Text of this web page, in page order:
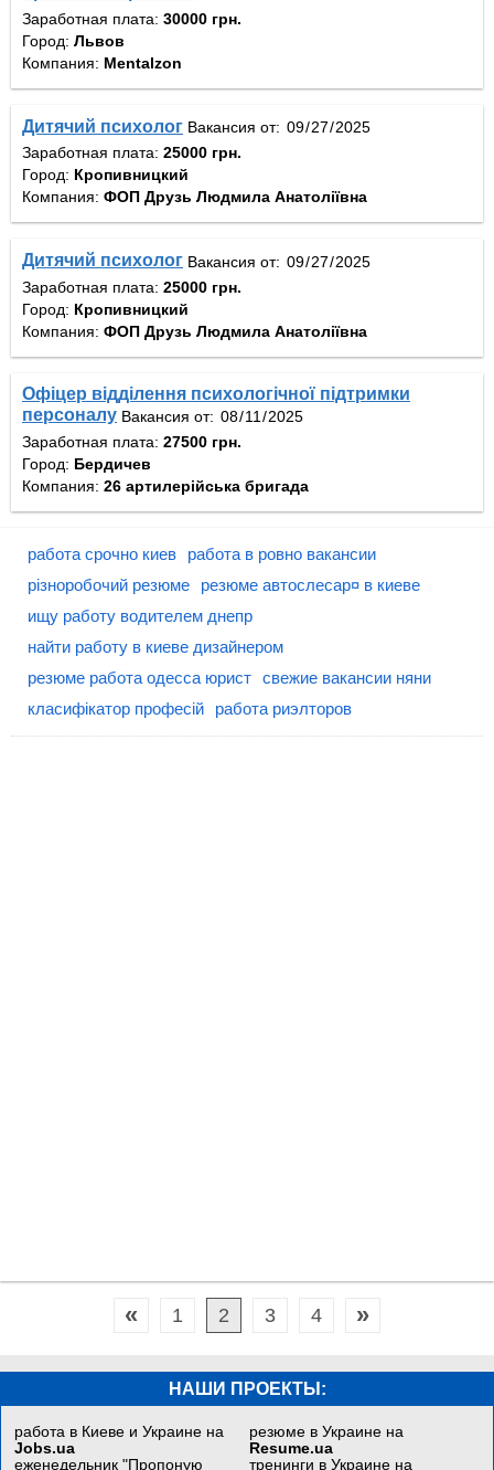
Заработная плата: 30000 грн.
Город: Львов
Компания: Mentalzon
Дитячий психолог Вакансия от:
Заработная плата: 25000 грн.
Город: Кропивницкий
Компания: ФОП Друзь Людмила Анатоліївна
Дитячий психолог Вакансия от:
Заработная плата: 25000 грн.
Город: Кропивницкий
Компания: ФОП Друзь Людмила Анатоліївна
Офіцер відділення психологічної підтримки
персоналу Вакансия от:
Заработная плата: 27500 грн.
Город: Бердичев
Компания: 26 артилерійська бригада
работа срочно киев
работа в ровно вакансии
різноробочий резюме
резюме автослесар¤ в киеве
ищу работу водителем днепр
найти работу в киеве дизайнером
резюме работа одесса юрист свежие вакансии няни
класифікатор професій
работа риэлторов
« 1 2 3 4 »
НАШИ ПРОЕКТЫ:
работа в Киеве и Украине на
Jobs.ua
еженедельник "Пропоную
резюме в Украине на
Resume.ua
тренинги в Украине на